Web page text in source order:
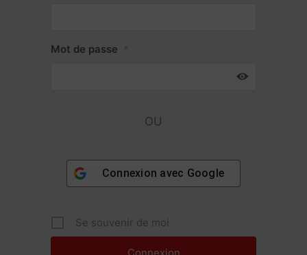
Mot de passe
OU
Connexion avec Google
Se souvenir de moi